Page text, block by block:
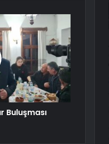
Buluşması